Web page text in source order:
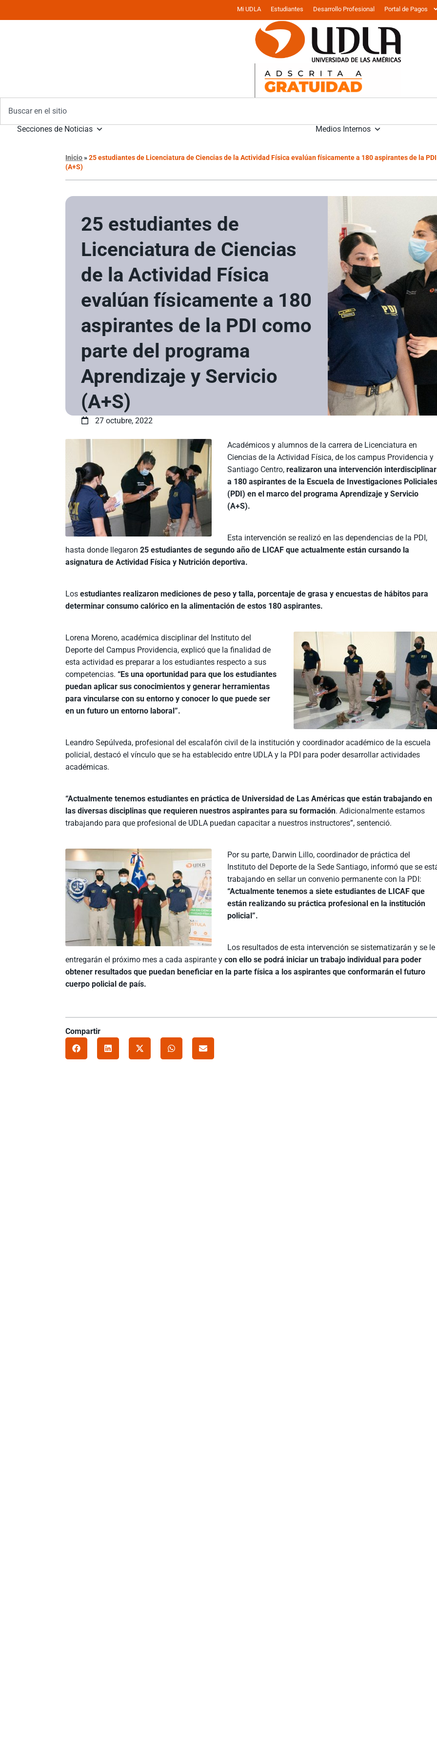
Mi UDLA Estudiantes Desarrollo Profesional Portal de Pagos
Secciones de Noticias Medios Internos
Inicio»25 estudiantes de Licenciatura de Ciencias de la Actividad Física evalúan físicamente a 180 aspirantes de la
(A+S)
25 estudiantes de
Licenciatura de Ciencias
de la Actividad Física
evalúan físicamente a 180
aspirantes de la PDI como
parte del programa
Aprendizaje y Servicio
(A+S)
27 octubre, 2022
Académicos y alumnos de la carrera de Licenciatura en
Ciencias de la Actividad Física, de los campus Providencia y
Santiago Centro,realizaron una intervención interdisciplinar
a 180 aspirantes de la Escuela de Investigaciones
(PDI) en el marco del programa Aprendizaje y Servicio
(A+S).
Esta intervención se realizó en las dependencias de la PDI,
hasta donde llegaron25 estudiantes de segundo año de LICAF que actualmente están cursando la
asignatura de Actividad Física y Nutrición deportiva.
Losestudiantes realizaron mediciones de peso y talla, porcentaje de grasa y encuestas de hábitos para
determinar consumo calórico en la alimentación de estos 180 aspirantes.
Lorena Moreno, académica disciplinar del Instituto del
Deporte del Campus Providencia, explicó que la finalidad de
esta actividad es preparar a los estudiantes respecto a sus
competencias.“Es una oportunidad para que los estudiantes
puedan aplicar sus conocimientos y generar herramientas
para vincularse con su entorno y conocer lo que puede ser
en un futuro un entorno laboral”.
Leandro Sepúlveda, profesional del escalafón civil de la institución y coordinador académico de la escuela
policial, destacó el vínculo que se ha establecido entre UDLA y la PDI para poder desarrollar actividades
académicas.
“Actualmente tenemos estudiantes en práctica de Universidad de Las Américas que están trabajando en
las diversas disciplinas que requieren nuestros aspirantes para su formación. Adicionalmente estamos
trabajando para que profesional de UDLA puedan capacitar a nuestros instructores”, sentenció.
Por su parte, Darwin Lillo, coordinador de práctica del
Instituto del Deporte de la Sede Santiago, informó que se
trabajando en sellar un convenio permanente con la PDI:
“Actualmente tenemos a siete estudiantes de LICAF que
están realizando su práctica profesional en la institución
policial”.
Los resultados de esta intervención se sistematizarán y se le
entregarán el próximo mes a cada aspirante ycon ello se podrá iniciar un trabajo individual para poder
obtener resultados que puedan beneficiar en la parte física a los aspirantes que conformarán el futuro
cuerpo policial de país.
Compartir